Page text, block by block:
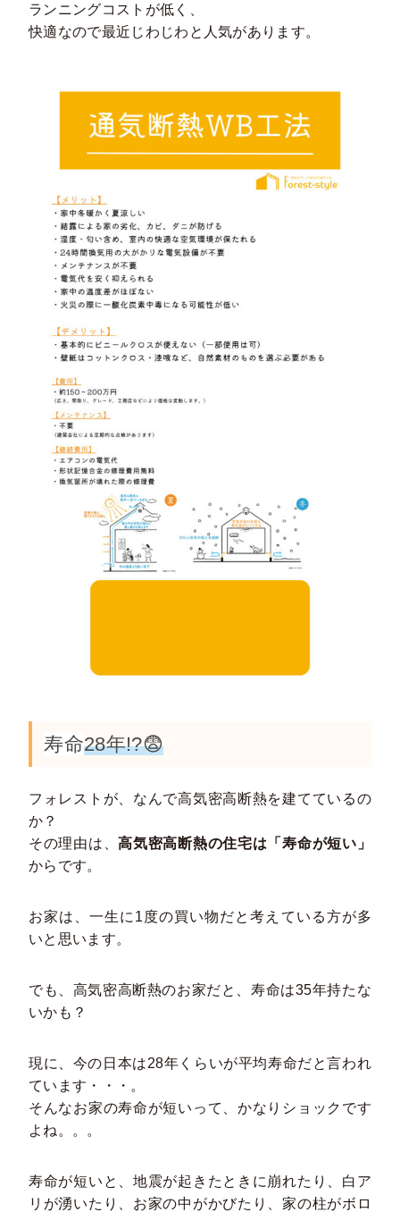
ランニングコストが低く、
快適なので最近じわじわと人気があります。
寿命28年!?😨
フォレストが、なんで高気密高断熱を建てているの
か？
その理由は、高気密高断熱の住宅は「寿命が短い」
からです。
お家は、一生に1度の買い物だと考えている方が多
いと思います。
でも、高気密高断熱のお家だと、寿命は35年持たな
いかも？
現に、今の日本は28年くらいが平均寿命だと言われ
ています・・・。
そんなお家の寿命が短いって、かなりショックです
よね。。。
寿命が短いと、地震が起きたときに崩れたり、白ア
リが湧いたり、お家の中がかびたり、家の柱がボロ